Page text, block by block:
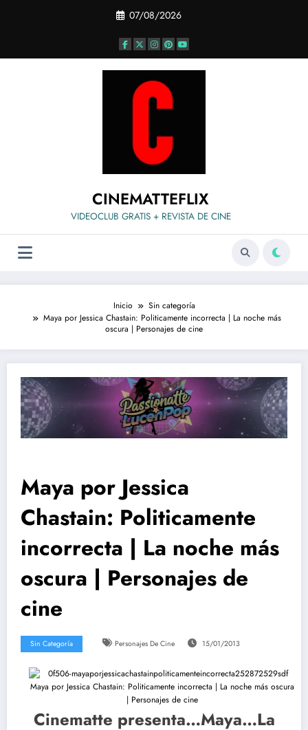
07/08/2026
CINEMATTEFLIX
VIDEOCLUB GRATIS + REVISTA DE CINE
Inicio
Sin categoría
Maya por Jessica Chastain: Politicamente incorrecta | La noche más
oscura | Personajes de cine
Maya por Jessica
Chastain: Politicamente
incorrecta | La noche más
oscura | Personajes de
cine
Sin Categoría Personajes De Cine 15/01/2013
Cinematte presenta…Maya…La